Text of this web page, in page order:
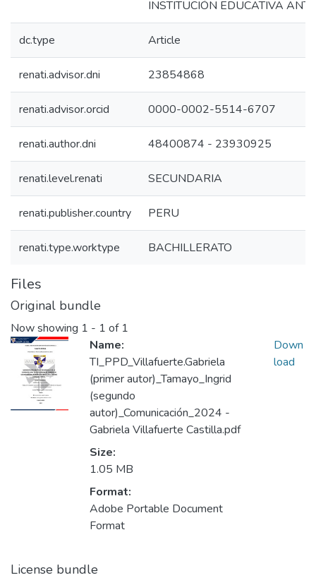
INSTITUCIÓN EDUCATIVA
dc.type Article
renati.advisor.dni 23854868
renati.advisor.orcid 0000-0002-5514-6707
renati.author.dni 48400874 - 23930925
renati.level.renati SECUNDARIA
renati.publisher.country PERU
renati.type.worktype BACHILLERATO
Files
Original bundle
Now showing 1 - 1 of 1
Name:
TI_PPD_Villafuerte.Gabriela
(primer autor)_Tamayo_Ingrid
(segundo
autor)_Comunicación_2024 -
Gabriela Villafuerte Castilla.pdf
Size:
1.05 MB
Format:
Adobe Portable Document
Format
Down
load
License bundle